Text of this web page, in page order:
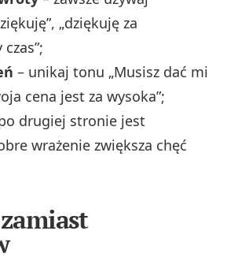
„dziękuję za
– unikaj tonu „Musisz dać mi
cena jest za wysoka”;
drugiej stronie jest
wrażenie zwiększa chęć